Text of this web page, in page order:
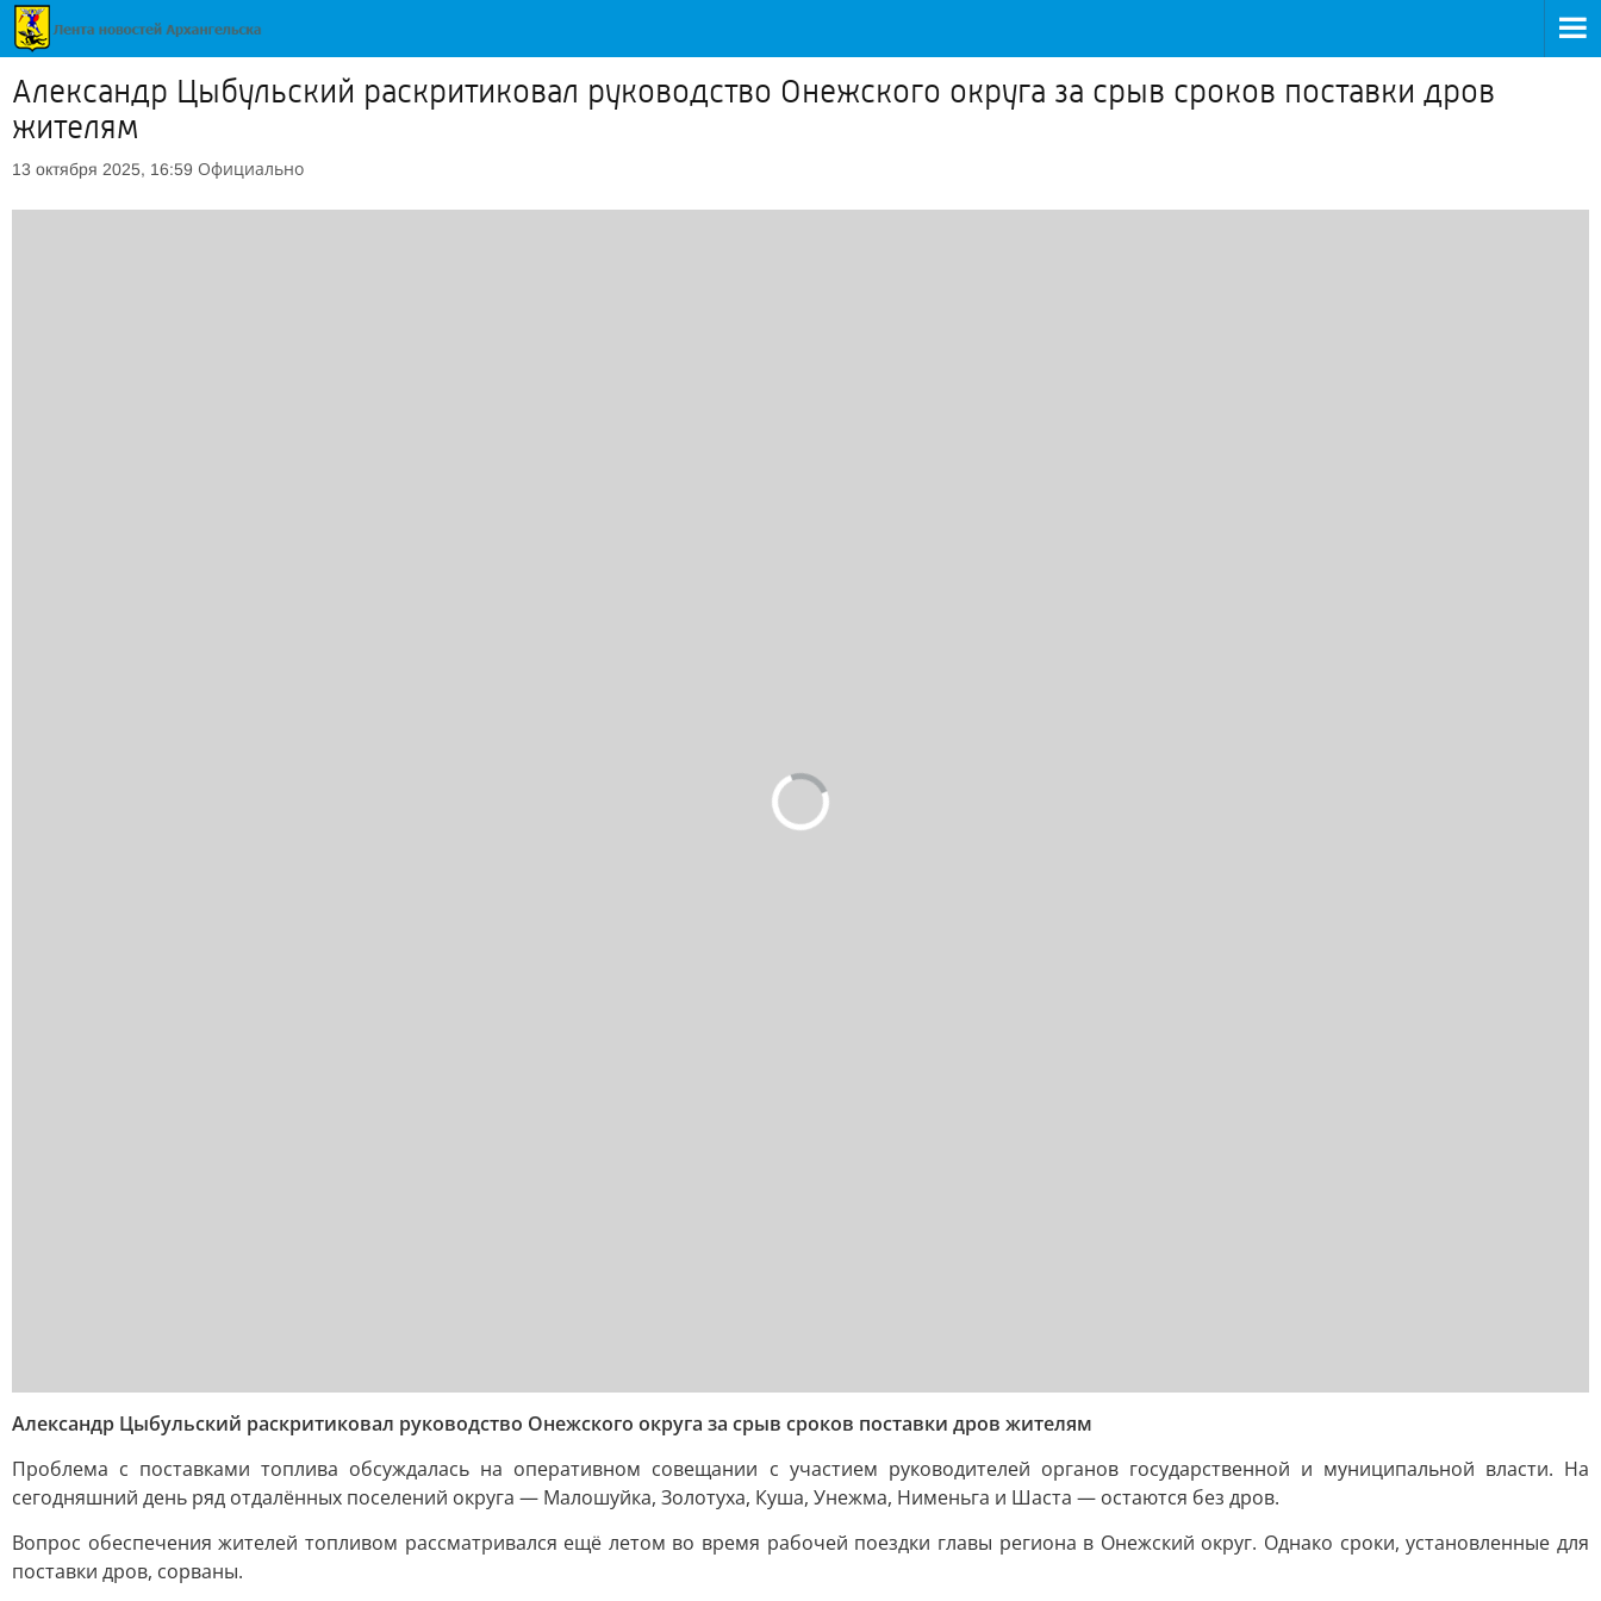
Александр Цыбульский раскритиковал руководство Онежского округа за срыв сроков поставки дров
жителям
13 октября 2025, 16:59 Официально
Александр Цыбульский раскритиковал руководство Онежского округа за срыв сроков поставки дров жителям
Проблема с поставками топлива обсуждалась на оперативном совещании с участием руководителей органов государственной и муниципальной власти. На
сегодняшний день ряд отдалённых поселений округа — Малошуйка, Золотуха, Куша, Унежма, Нименьга и Шаста — остаются без дров.
Вопрос обеспечения жителей топливом рассматривался ещё летом во время рабочей поездки главы региона в Онежский округ. Однако сроки, установленные для
поставки дров, сорваны.